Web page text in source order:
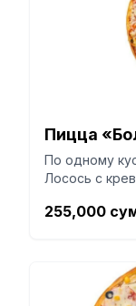
Пицца
По одному
Лосось с
255,000